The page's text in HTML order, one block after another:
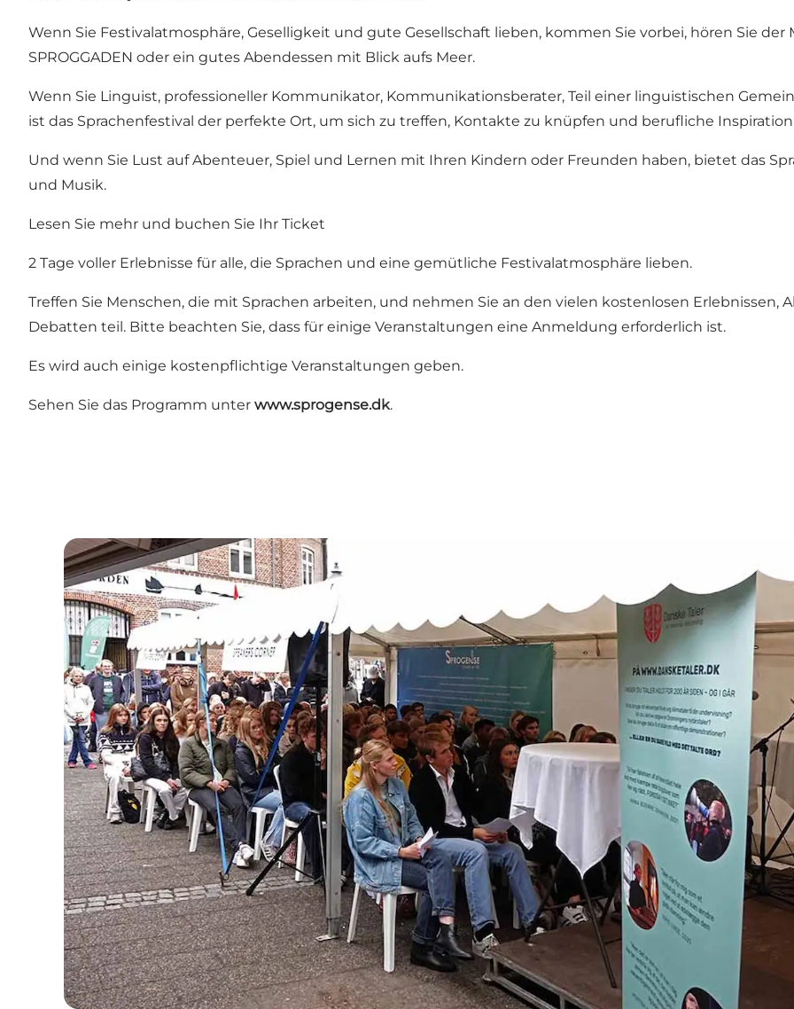
Wenn Sie Festivalatmosphäre, Geselligkeit und gute Gesellschaft lieben, kommen Sie vorbei, hören Sie der
SPROGGADEN oder ein gutes Abendessen mit Blick aufs Meer.
Wenn Sie Linguist, professioneller Kommunikator, Kommunikationsberater, Teil einer linguistischen
ist das Sprachenfestival der perfekte Ort, um sich zu treffen, Kontakte zu knüpfen und berufliche
Und wenn Sie Lust auf Abenteuer, Spiel und Lernen mit Ihren Kindern oder Freunden haben, bietet das
und Musik.
Lesen Sie mehr und buchen Sie Ihr Ticket
2 Tage voller Erlebnisse für alle, die Sprachen und eine gemütliche Festivalatmosphäre lieben.
Treffen Sie Menschen, die mit Sprachen arbeiten, und nehmen Sie an den vielen kostenlosen Erlebnissen,
Debatten teil. Bitte beachten Sie, dass für einige Veranstaltungen eine Anmeldung erforderlich ist.
Es wird auch einige kostenpflichtige Veranstaltungen geben.
Sehen Sie das Programm unter www.sprogense.dk.